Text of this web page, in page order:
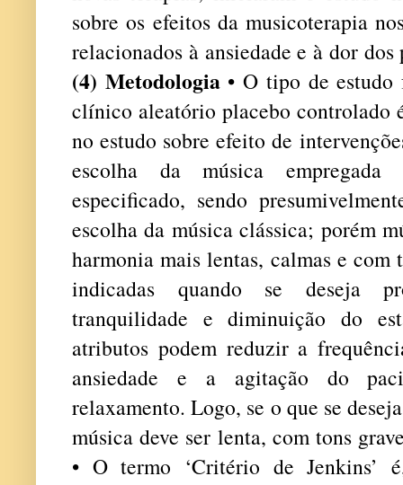
sobre os efeitos da musicoterapia
relacionados à ansiedade e à dor
(4) Metodologia• O tipo de estudo
clínico aleatório placebo controlado
no estudo sobre efeito de
escolha da música
especificado, sendo
escolha da música clássica; porém
harmonia mais lentas, calmas e com
indicadas quando se deseja
tranquilidade e diminuição do
atributos podem reduzir a
ansiedade e a agitação do
relaxamento. Logo, se o que se
música deve ser lenta, com tons
• O termo ‘Critério de Jenkins’